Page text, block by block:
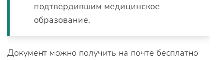
подтвердившим медицинское
образование.
Документ можно получить на почте бесплатно